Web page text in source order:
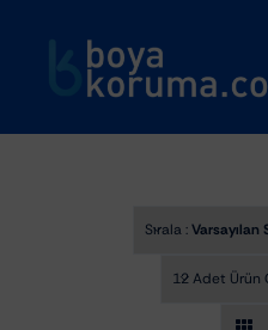
Sırala :Varsayılan
12 Adet Ürün